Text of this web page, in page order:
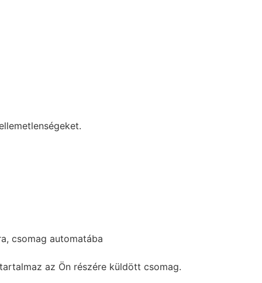
csomag automatába
az Ön részére küldött csomag.